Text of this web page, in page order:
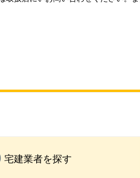
宅建業者を探す